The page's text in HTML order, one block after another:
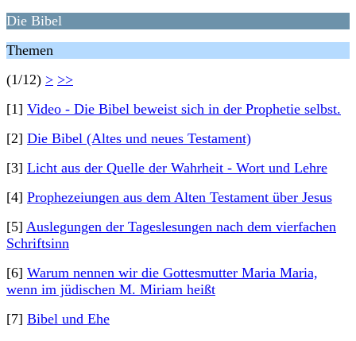
Die Bibel
Themen
(1/12) > >>
[1] Video - Die Bibel beweist sich in der Prophetie selbst.
[2] Die Bibel (Altes und neues Testament)
[3] Licht aus der Quelle der Wahrheit - Wort und Lehre
[4] Prophezeiungen aus dem Alten Testament über Jesus
[5] Auslegungen der Tageslesungen nach dem vierfachen
Schriftsinn
[6] Warum nennen wir die Gottesmutter Maria Maria,
wenn im jüdischen M. Miriam heißt
[7] Bibel und Ehe